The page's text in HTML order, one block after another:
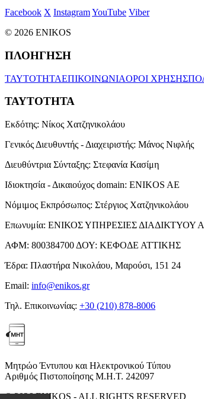
Facebook X InstagramYouTube Viber
© 2026 ENIKOS
ΠΛΟΗΓΗΣΗ
ΤΑΥΤΟΤΗΤΑΕΠΙΚΟΙΝΩΝΙΑΟΡΟΙ ΧΡΗΣΗΣ
ΤΑΥΤΟΤΗΤΑ
Εκδότης: Νίκος Χατζηνικολάου
Γενικός Διευθυντής - Διαχειριστής: Μάνος Νιφλής
Διευθύντρια Σύνταξης: Στεφανία Κασίμη
Ιδιοκτησία - Δικαιούχος domain: ENIKOS AE
Νόμιμος Εκπρόσωπος: Στέργιος Χατζηνικολάου
Επωνυμία: ΕΝΙΚΟΣ ΥΠΗΡΕΣΙΕΣ ΔΙΑΔΙΚΤΥΟΥ
ΑΦΜ: 800384700 ΔΟΥ: ΚΕΦΟΔΕ ΑΤΤΙΚΗΣ
Έδρα: Πλαστήρα Νικολάου, Μαρούσι, 151 24
Email: info@enikos.gr
Τηλ. Επικοινωνίας: +30 (210) 878-8006
Μητρώο Έντυπου και Ηλεκτρονικού Τύπου
Αριθμός Πιστοποίησης Μ.Η.Τ. 242097
© 2026 ENIKOS - ALL RIGHTS RESERVED